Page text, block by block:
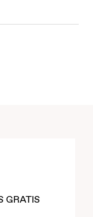
GRATIS